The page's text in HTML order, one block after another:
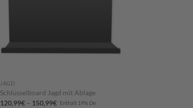
JAGD
Schlüsselboard Jagd mit Ablage
120,99€ – 150,99€Preisspanne:
Enthält 19% De